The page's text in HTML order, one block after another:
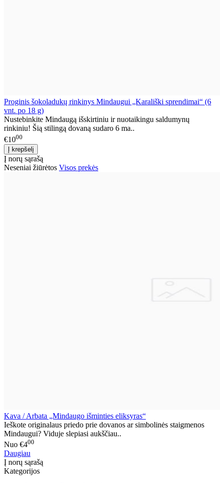
Proginis šokoladukų rinkinys Mindaugui „Karališki sprendimai“ (6
vnt. po 18 g)
Nustebinkite Mindaugą išskirtiniu ir nuotaikingu saldumynų
rinkiniu! Šią stilingą dovaną sudaro 6 ma..
€1000
Į norų sąrašą
Neseniai žiūrėtos Visos prekės
Kava / Arbata „Mindaugo išminties eliksyras“
Ieškote originalaus priedo prie dovanos ar simbolinės staigmenos
Mindaugui? Viduje slepiasi aukščiau..
Nuo €400
Daugiau
Į norų sąrašą
Kategorijos